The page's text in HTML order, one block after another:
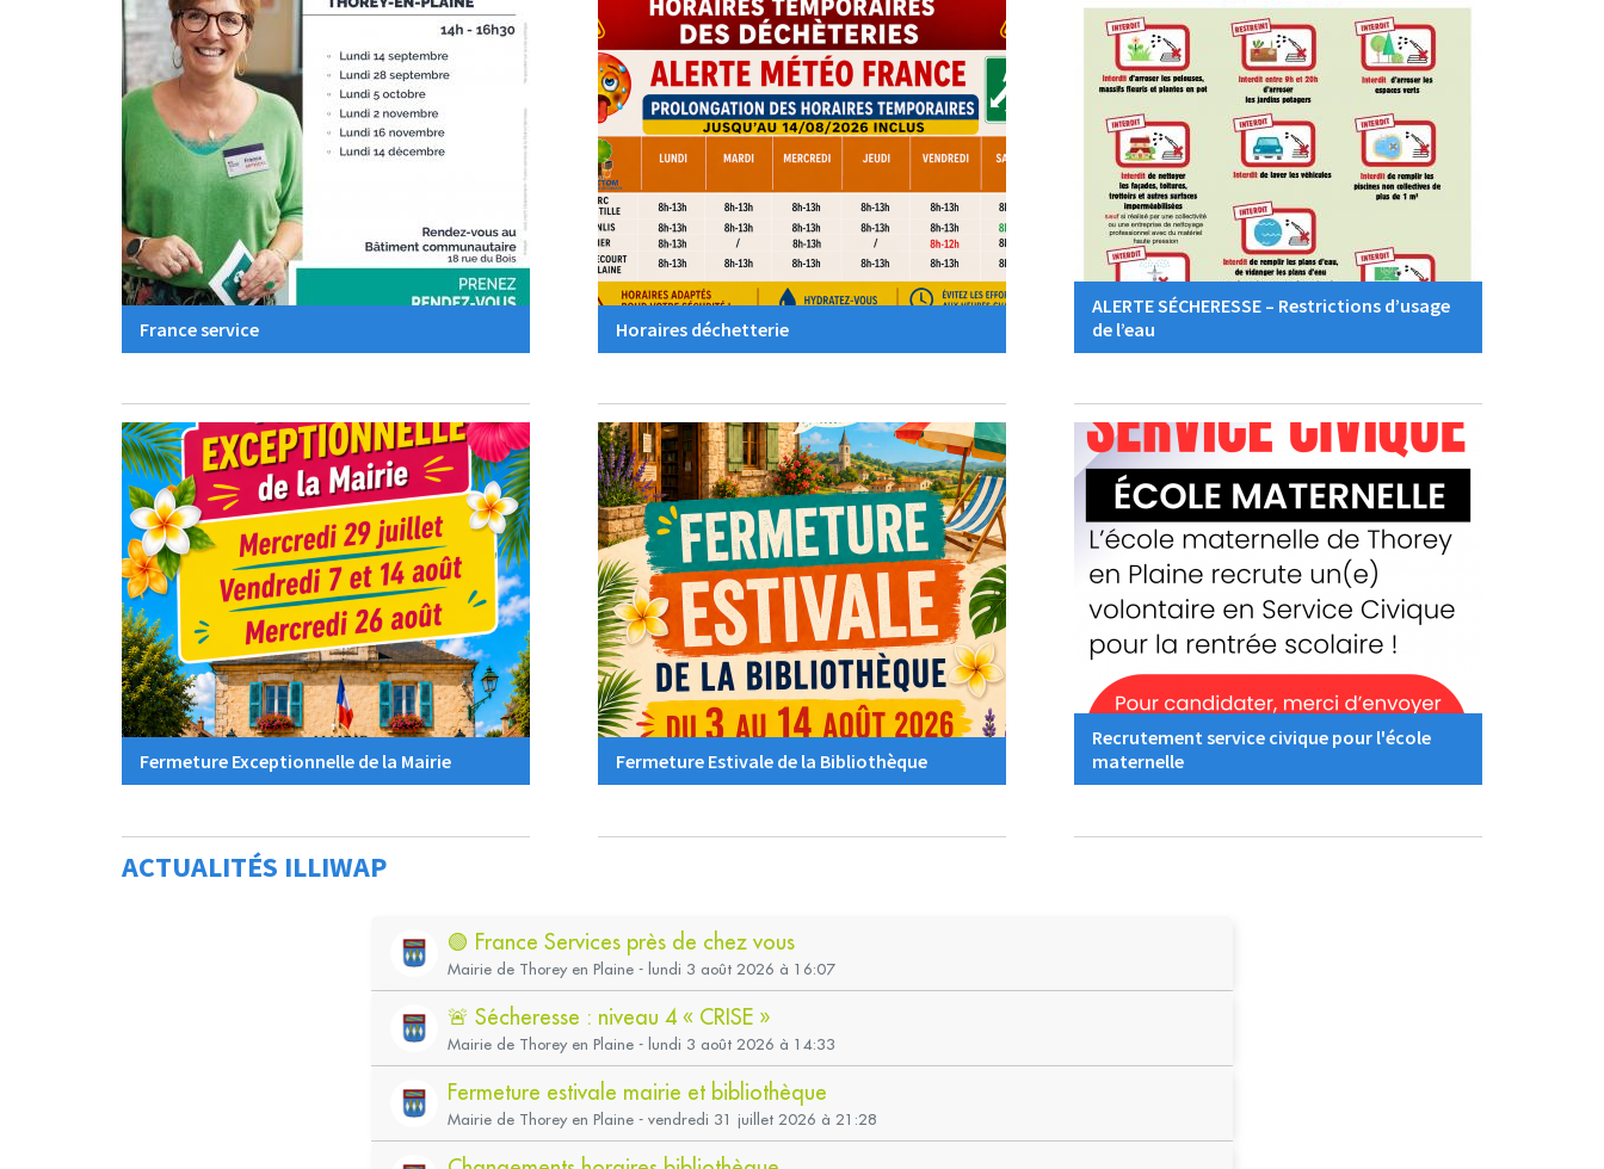
France service Horaires déchetterie
ALERTE SÉCHERESSE – Restrictions d’usage
de l’eau
Fermeture Exceptionnelle de la Mairie Fermeture Estivale de la Bibliothèque
Recrutement service civique pour l'école
maternelle
ACTUALITÉS ILLIWAP